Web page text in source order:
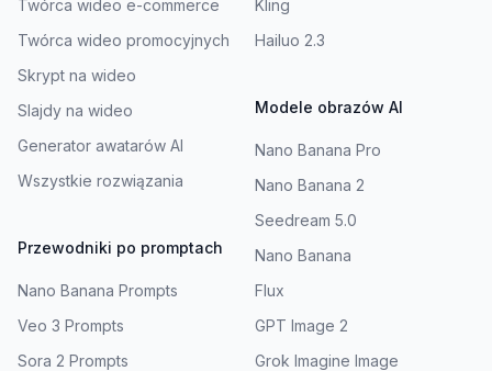
Twórca wideo e-commerce
Twórca wideo promocyjnych
Skrypt na wideo
Slajdy na wideo
Generator awatarów AI
Wszystkie rozwiązania
Przewodniki po promptach
Nano Banana Prompts
Veo 3 Prompts
Sora 2 Prompts
Kling
Hailuo 2.3
Modele obrazów AI
Nano Banana Pro
Nano Banana 2
Seedream 5.0
Nano Banana
Flux
GPT Image 2
Grok Imagine Image